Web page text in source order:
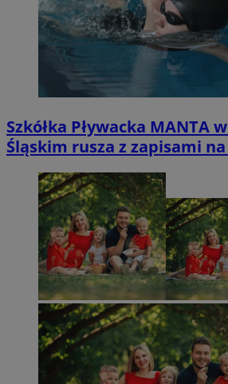
Szkółka Pływacka MANTA
Śląskim rusza z zapisami